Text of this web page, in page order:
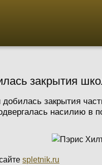
закрытия
закрытия
насилию в
spletnik.ru